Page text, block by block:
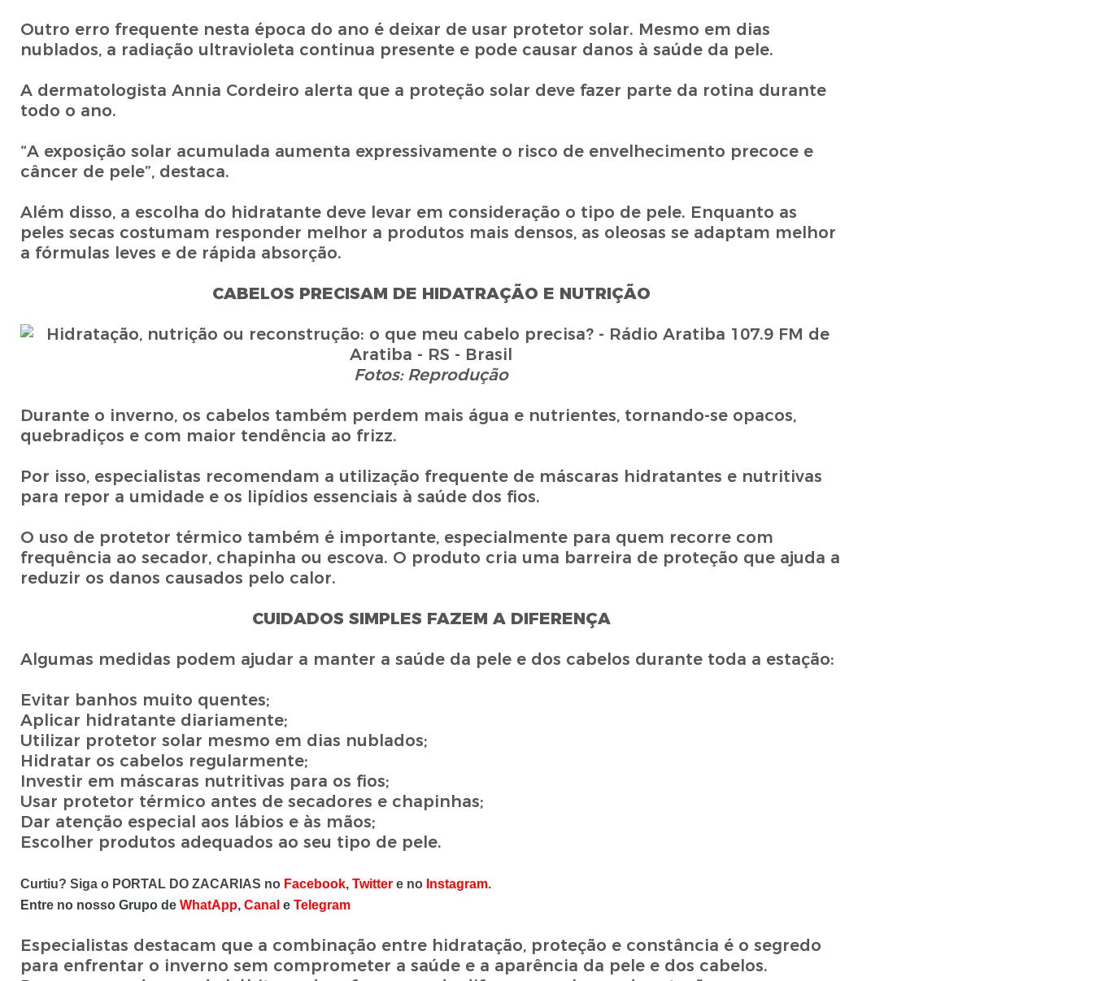
Outro erro frequente nesta época do ano é deixar de usar protetor solar. Mesmo em dias
nublados, a radiação ultravioleta continua presente e pode causar danos à saúde da pele.
A dermatologista Annia Cordeiro alerta que a proteção solar deve fazer parte da rotina durante
todo o ano.
“A exposição solar acumulada aumenta expressivamente o risco de envelhecimento precoce e
câncer de pele”, destaca.
Além disso, a escolha do hidratante deve levar em consideração o tipo de pele. Enquanto as
peles secas costumam responder melhor a produtos mais densos, as oleosas se adaptam melhor
a fórmulas leves e de rápida absorção.
CABELOS PRECISAM DE HIDATRAÇÃO E NUTRIÇÃO
Fotos: Reprodução
Durante o inverno, os cabelos também perdem mais água e nutrientes, tornando-se opacos,
quebradiços e com maior tendência ao frizz.
Por isso, especialistas recomendam a utilização frequente de máscaras hidratantes e nutritivas
para repor a umidade e os lipídios essenciais à saúde dos fios.
O uso de protetor térmico também é importante, especialmente para quem recorre com
frequência ao secador, chapinha ou escova. O produto cria uma barreira de proteção que ajuda a
reduzir os danos causados pelo calor.
CUIDADOS SIMPLES FAZEM A DIFERENÇA
Algumas medidas podem ajudar a manter a saúde da pele e dos cabelos durante toda a estação:
Evitar banhos muito quentes;
Aplicar hidratante diariamente;
Utilizar protetor solar mesmo em dias nublados;
Hidratar os cabelos regularmente;
Investir em máscaras nutritivas para os fios;
Usar protetor térmico antes de secadores e chapinhas;
Dar atenção especial aos lábios e às mãos;
Escolher produtos adequados ao seu tipo de pele.
Curtiu? Siga o PORTAL DO ZACARIAS no Facebook, Twittere no Instagram.
Entre no nosso Grupo de WhatApp, Canal e Telegram
Especialistas destacam que a combinação entre hidratação, proteção e constância é o segredo
para enfrentar o inverno sem comprometer a saúde e a aparência da pele e dos cabelos.